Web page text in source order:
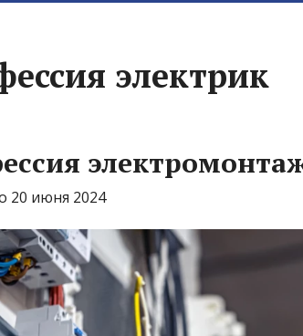
электрик
20 июня 2024